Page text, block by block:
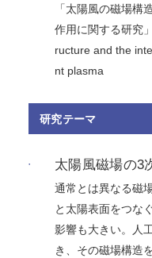
「太陽風の磁場構
作用に関する研究
ructure and the
nt plasma
研究テーマ
太陽風磁場の3
通常とは異なる磁
と太陽表面をつな
影響も大きい。人
き、その磁場構造